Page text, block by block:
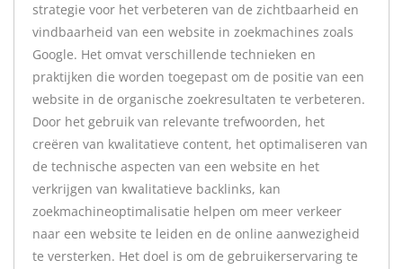
strategie voor het verbeteren van de zichtbaarheid en
vindbaarheid van een website in zoekmachines zoals
Google. Het omvat verschillende technieken en
praktijken die worden toegepast om de positie van een
website in de organische zoekresultaten te verbeteren.
Door het gebruik van relevante trefwoorden, het
creëren van kwalitatieve content, het optimaliseren van
de technische aspecten van een website en het
verkrijgen van kwalitatieve backlinks, kan
zoekmachineoptimalisatie helpen om meer verkeer
naar een website te leiden en de online aanwezigheid
te versterken. Het doel is om de gebruikerservaring te